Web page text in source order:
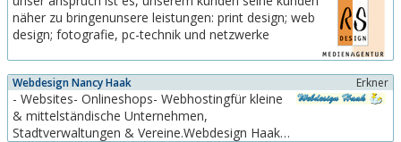
näher zu bringenunsere leistungen: print design; web
design; fotografie, pc-technik und netzwerke
Webdesign Nancy Haak Erkner
- Websites- Onlineshops- Webhostingfür kleine
& mittelständische Unternehmen,
Stadtverwaltungen & Vereine.Webdesign Haak